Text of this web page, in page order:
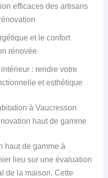
efficaces des artisans
et le confort
rénovée
: rendre votre
et esthétique
à Vaucresson
haut de gamme
haut de gamme à
lieu sur une évaluation
de la maison. Cette